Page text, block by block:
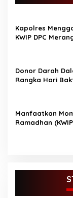
s
i
p
s
Kapolres
KWIP DPC
bulan suci
Donor Darah
Rangka Hari
Abundjani
Manfaatkan
Ramadhan